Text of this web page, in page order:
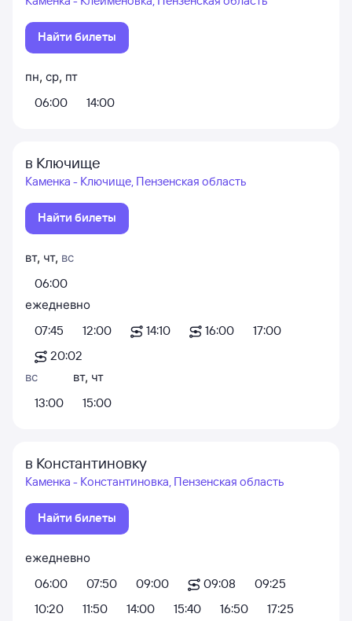
Найти билеты
пн, ср, пт
06:00
14:00
в Ключище
Каменка - Ключище, Пензенская область
Найти билеты
вт, чт, вс
06:00
ежедневно
07:45
12:00 14:10 16:00
17:00
20:02
вс
13:00
вт, чт
15:00
в Константиновку
Каменка - Константиновка, Пензенская область
Найти билеты
ежедневно
06:00
07:50 09:00 09:08
09:25
10:20
11:50 14:00 15:40 16:50
17:25